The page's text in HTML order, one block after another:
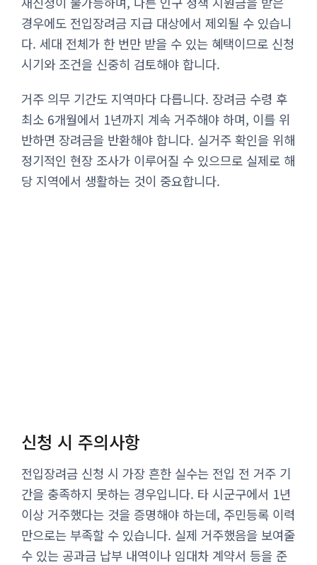
경우에도 전입장려금 지급 대상에서 제외될 수 있습니
다. 세대 전체가 한 번만 받을 수 있는 혜택이므로 신청
시기와 조건을 신중히 검토해야 합니다.
거주 의무 기간도 지역마다 다릅니다. 장려금 수령 후
최소 6개월에서 1년까지 계속 거주해야 하며, 이를 위
반하면 장려금을 반환해야 합니다. 실거주 확인을 위해
정기적인 현장 조사가 이루어질 수 있으므로 실제로 해
당 지역에서 생활하는 것이 중요합니다.
신청 시 주의사항
전입장려금 신청 시 가장 흔한 실수는 전입 전 거주 기
간을 충족하지 못하는 경우입니다. 타 시군구에서 1년
이상 거주했다는 것을 증명해야 하는데, 주민등록 이력
만으로는 부족할 수 있습니다. 실제 거주했음을 보여줄
수 있는 공과금 납부 내역이나 임대차 계약서 등을 준